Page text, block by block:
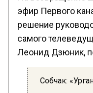
эфир Первого
решение
Леонид Дзюник,
Собчак: